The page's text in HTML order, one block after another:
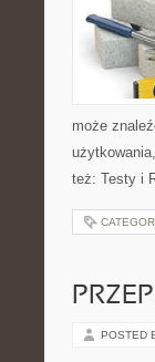
może
też: Testy i
POSTED